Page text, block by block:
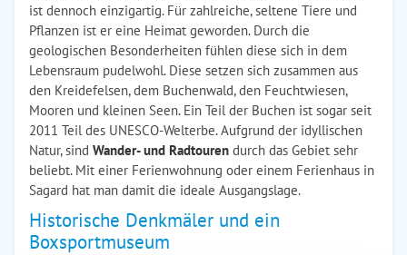
ist dennoch einzigartig. Für zahlreiche, seltene Tiere und
Pflanzen ist er eine Heimat geworden. Durch die
geologischen Besonderheiten fühlen diese sich in dem
Lebensraum pudelwohl. Diese setzen sich zusammen aus
den Kreidefelsen, dem Buchenwald, den Feuchtwiesen,
Mooren und kleinen Seen. Ein Teil der Buchen ist sogar seit
2011 Teil des UNESCO-Welterbe. Aufgrund der idyllischen
Natur, sind Wander- und Radtouren durch das Gebiet sehr
beliebt. Mit einer Ferienwohnung oder einem Ferienhaus in
Sagard hat man damit die ideale Ausgangslage.
Historische Denkmäler und ein
Boxsportmuseum